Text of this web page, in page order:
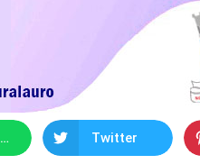
WhatsApp Twitter